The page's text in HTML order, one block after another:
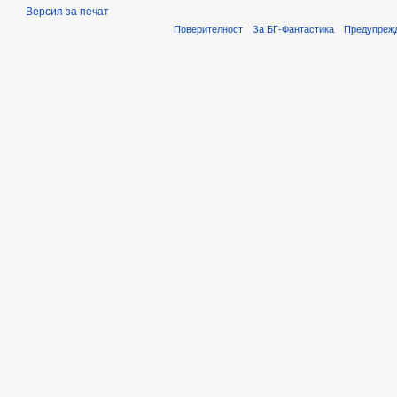
Версия за печат
Поверителност За БГ-Фантастика